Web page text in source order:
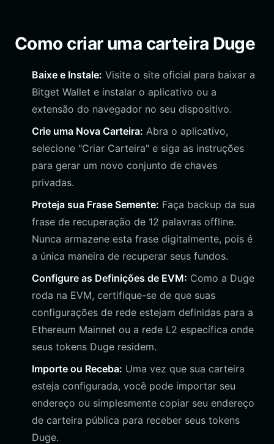
Como criar uma carteira Duge
Baixe e Instale: Visite o site oficial para baixar a
Bitget Wallet e instalar o aplicativo ou a
extensão do navegador no seu dispositivo.
Crie uma Nova Carteira: Abra o aplicativo,
selecione "Criar Carteira" e siga as instruções
para gerar um novo conjunto de chaves
privadas.
Proteja sua Frase Semente: Faça backup da sua
frase de recuperação de 12 palavras offline.
Nunca armazene esta frase digitalmente, pois é
a única maneira de recuperar seus fundos.
Configure as Definições de EVM: Como a Duge
roda na EVM, certifique-se de que suas
configurações de rede estejam definidas para a
Ethereum Mainnet ou a rede L2 específica onde
seus tokens Duge residem.
Importe ou Receba: Uma vez que sua carteira
esteja configurada, você pode importar seu
endereço ou simplesmente copiar seu endereço
de carteira pública para receber seus tokens
Duge.